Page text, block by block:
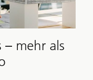
– mehr als